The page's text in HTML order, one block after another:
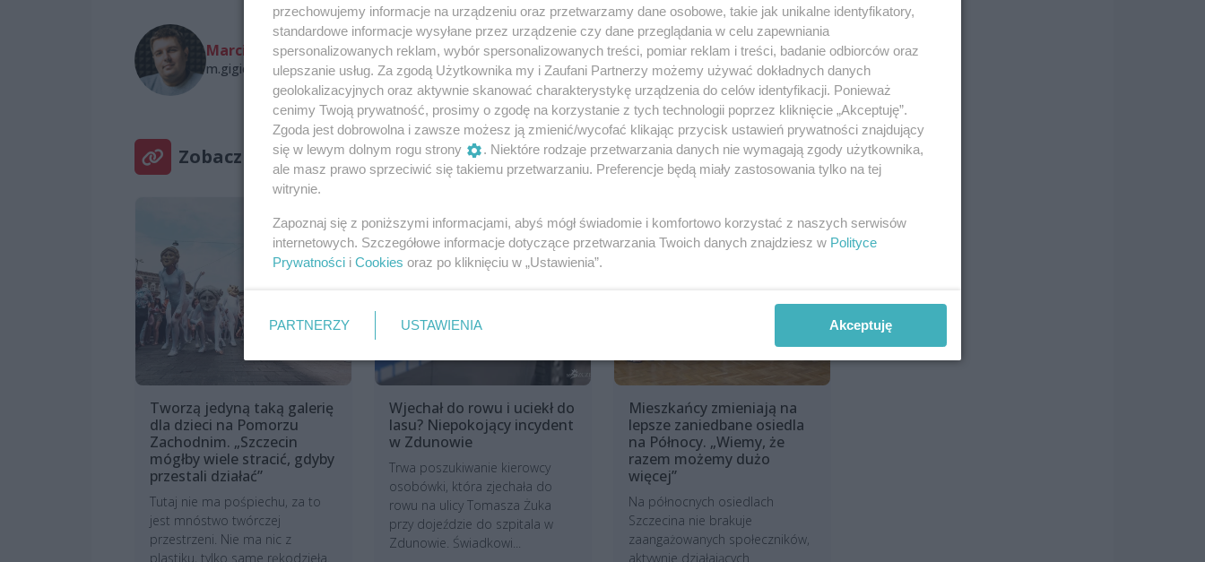
Marcin Gigiel
m.gigiel@wszczecinie.pl Udostępnij
Zobacz też
Tworzą jedyną taką galerię
dla dzieci na Pomorzu
Zachodnim. „Szczecin
mógłby wiele stracić, gdyby
przestali działać”
Tutaj nie ma pośpiechu, za to
jest mnóstwo twórczej
przestrzeni. Nie ma nic z
plastiku, tylko same rękodzieła.
Wjechał do rowu i uciekł do
lasu? Niepokojący incydent
w Zdunowie
Trwa poszukiwanie kierowcy
osobówki, która zjechała do
rowu na ulicy Tomasza Żuka
przy dojeździe do szpitala w
Zdunowie. Świadkowi...
Mieszkańcy zmieniają na
lepsze zaniedbane osiedla
na Północy. „Wiemy, że
razem możemy dużo
więcej”
Na północnych osiedlach
Szczecina nie brakuje
zaangażowanych społeczników,
aktywnie działających
przechowujemy informacje na urządzeniu oraz przetwarzamy dane osobowe, takie jak unikalne identyfikatory,
standardowe informacje wysyłane przez urządzenie czy dane przeglądania w celu zapewniania
spersonalizowanych reklam, wybór spersonalizowanych treści, pomiar reklam i treści, badanie odbiorców oraz
ulepszanie usług. Za zgodą Użytkownika my i Zaufani Partnerzy możemy używać dokładnych danych
geolokalizacyjnych oraz aktywnie skanować charakterystykę urządzenia do celów identyfikacji. Ponieważ
cenimy Twoją prywatność, prosimy o zgodę na korzystanie z tych technologii poprzez kliknięcie „Akceptuję”.
Zgoda jest dobrowolna i zawsze możesz ją zmienić/wycofać klikając przycisk ustawień prywatności znajdujący
się w lewym dolnym rogu strony
. Niektóre rodzaje przetwarzania danych nie wymagają zgody użytkownika,
ale masz prawo sprzeciwić się takiemu przetwarzaniu. Preferencje będą miały zastosowania tylko na tej
witrynie.
Zapoznaj się z poniższymi informacjami, abyś mógł świadomie i komfortowo korzystać z naszych serwisów
internetowych. Szczegółowe informacje dotyczące przetwarzania Twoich danych znajdziesz w Polityce
Prywatności i Cookies oraz po kliknięciu w „Ustawienia”.
PARTNERZY USTAWIENIA Akceptuję